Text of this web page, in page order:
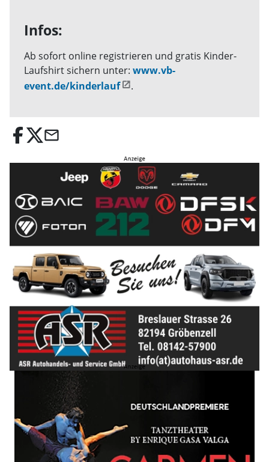
Infos:
Ab sofort online registrieren und gratis Kinder-
Laufshirt sichern unter: www.vb-
event.de/kinderlauf
.
email